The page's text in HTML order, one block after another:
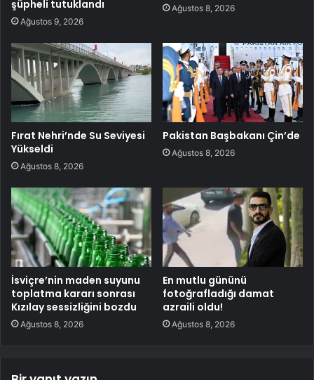
şüpheli tutuklandı
Ağustos 9, 2026
Ağustos 8, 2026
Fırat Nehri’nde Su Seviyesi
Yükseldi
Ağustos 8, 2026
Pakistan Başbakanı Çin’de
Ağustos 8, 2026
İsviçre’nin maden suyunu
toplatma kararı sonrası
Kızılay sessizliğini bozdu
Ağustos 8, 2026
En mutlu gününü
fotoğrafladığı damat
azraili oldu!
Ağustos 8, 2026